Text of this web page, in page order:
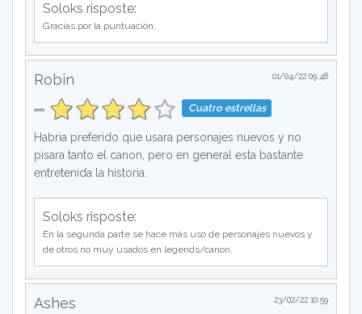
Soloks risposte:
Gracias por la puntuación.
01/04/22 09:48
Robin
Cuatro estrellas
Habria preferido que usara personajes nuevos y no
pisara tanto el canon, pero en general esta bastante
entretenida la historia.
Soloks risposte:
En la segunda parte se hace más uso de personajes nuevos y
de otros no muy usados en legends/canon.
23/02/22 10:59
Ashes